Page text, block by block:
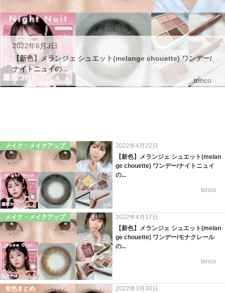
2022年6月3日
【新色】メランジェ シュエット(melange chouette) ワンデー/
ナイトニュイの...
tonco
メイク・メイクアップ
2022年4月22日
【新色】メランジェ シュエット(melan
ge chouette) ワンデー/ナイトニュイ
の...
tonco
メイク・メイクアップ
2022年4月17日
【新色】メランジェ シュエット(melan
ge chouette) ワンデー/モナクレール
の...
tonco
全色まとめ
2022年3月30日